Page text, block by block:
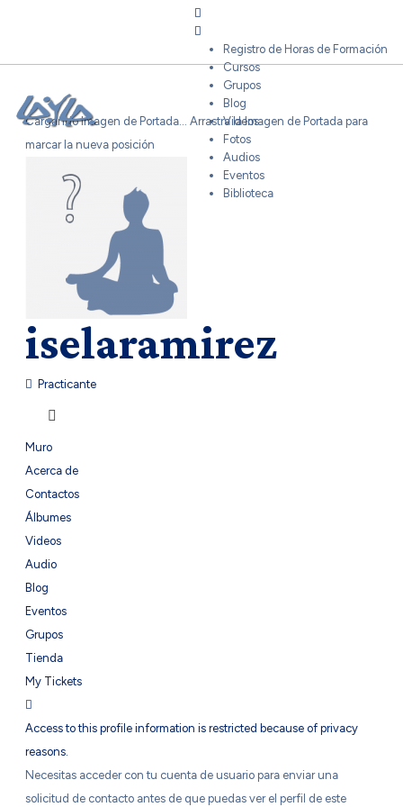
Registro de Horas de Formación
Cursos
Grupos
Blog
Videos
Fotos
Audios
Eventos
Biblioteca
Cargando Imagen de Portada... Arrastra la Imagen de Portada para
marcar la nueva posición
iselaramirez
Practicante
Muro
Acerca de
Contactos
Álbumes
Videos
Audio
Blog
Eventos
Grupos
Tienda
My Tickets
Access to this profile information is restricted because of privacy
reasons.
Necesitas acceder con tu cuenta de usuario para enviar una
solicitud de contacto antes de que puedas ver el perfil de este